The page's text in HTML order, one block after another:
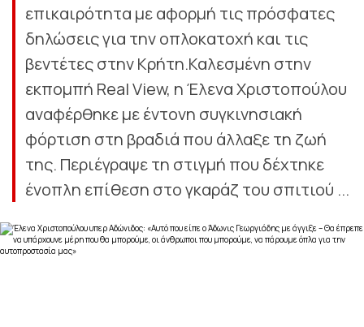
επικαιρότητα με αφορμή τις πρόσφατες
δηλώσεις για την οπλοκατοχή και τις
βεντέτες στην Κρήτη.Καλεσμένη στην
εκπομπή Real View, η Έλενα Χριστοπούλου
αναφέρθηκε με έντονη συγκινησιακή
φόρτιση στη βραδιά που άλλαξε τη ζωή
της. Περιέγραψε τη στιγμή που δέχτηκε
ένοπλη επίθεση στο γκαράζ του σπιτιού ...